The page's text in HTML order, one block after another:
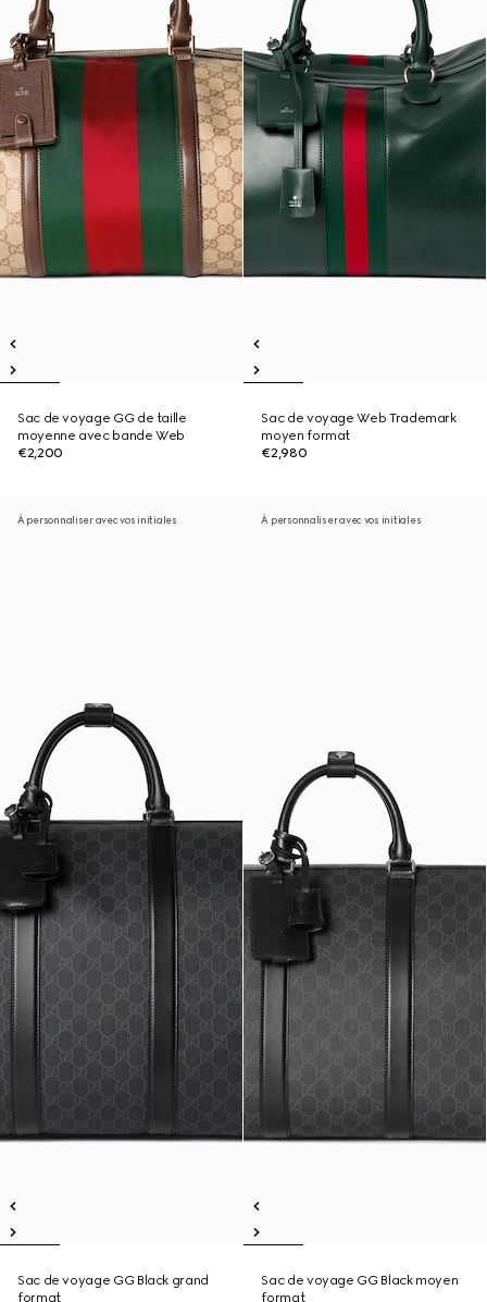
Sac de voyage GG de taille
moyenne avec bande Web
€2,200
Sac de voyage Web Trademark
moyen format
€2,980
À personnaliser avec vos initiales
Sac de voyage GG Black grand
format
À personnaliser avec vos initiales
Sac de voyage GG Black moyen
format